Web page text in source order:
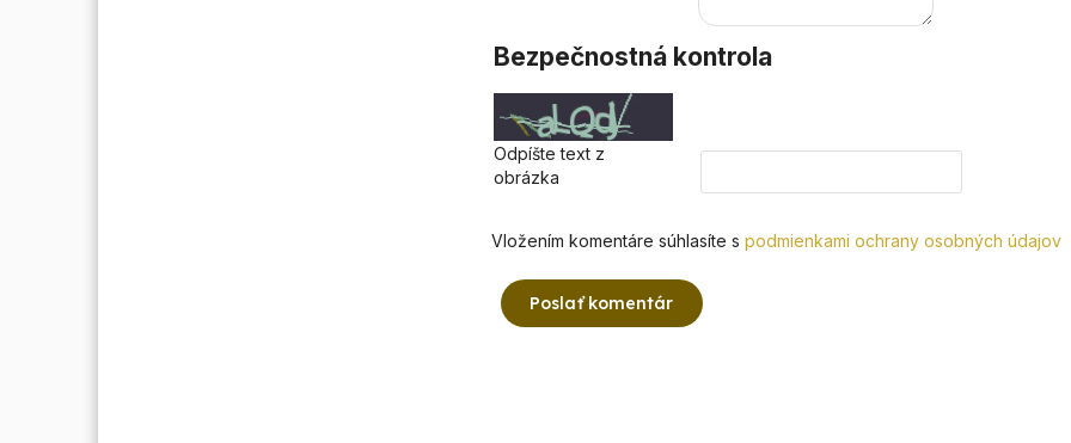
Bezpečnostná kontrola
Odpíšte text z
obrázka
Vložením komentáre súhlasíte s podmienkami ochrany osobných údajov
Poslať komentár